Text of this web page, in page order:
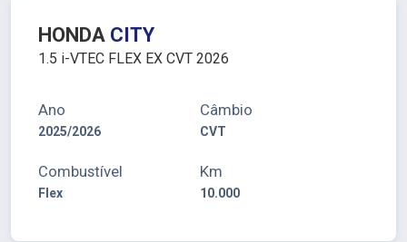
HONDA CITY
1.5 i-VTEC FLEX EX CVT 2026
Ano
2025/2026
Câmbio
CVT
Combustível
Flex
Km
10.000